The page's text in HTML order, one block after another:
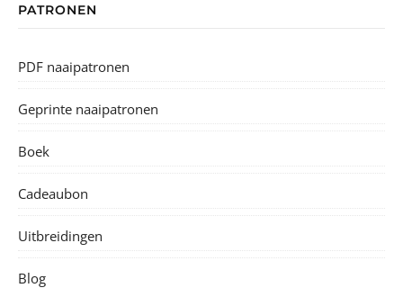
PATRONEN
PDF naaipatronen
Geprinte naaipatronen
Boek
Cadeaubon
Uitbreidingen
Blog